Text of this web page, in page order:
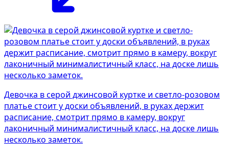
Девочка в серой джинсовой куртке и светло-розовом
платье стоит у доски объявлений, в руках держит
расписание, смотрит прямо в камеру, вокруг
лаконичный минималистичный класс, на доске лишь
несколько заметок.